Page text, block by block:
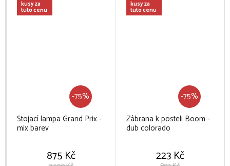
kusy za
tuto cenu
-75%
Stojací lampa Grand Prix -
mix barev
875 Kč
kusy za
tuto cenu
-75%
Zábrana k posteli Boom -
dub colorado
223 Kč